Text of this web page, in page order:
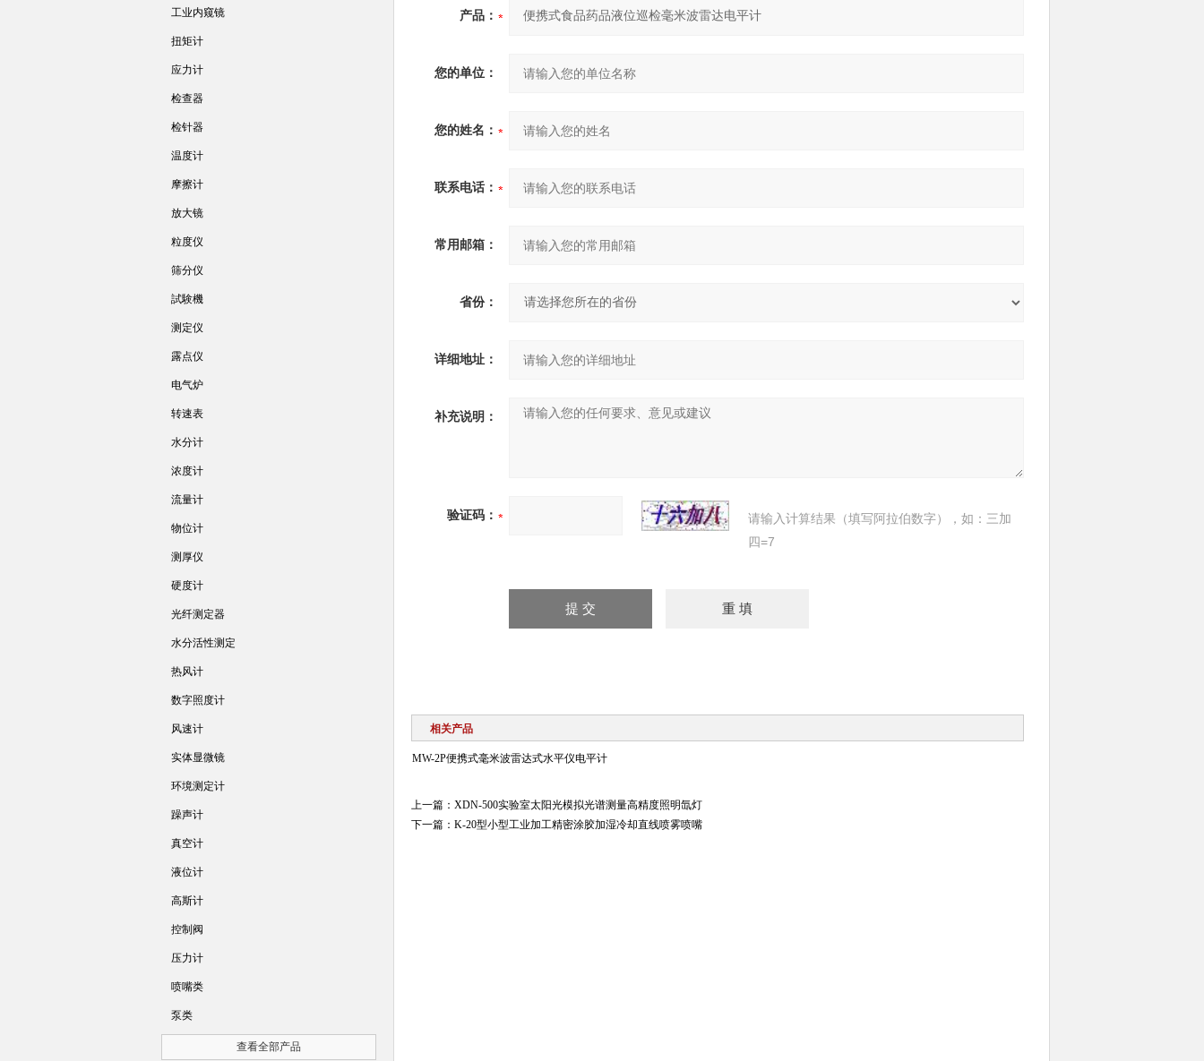
产品：
您的单位：
您的姓名：
联系电话：
常用邮箱：
省份：
详细地址：
补充说明：
验证码：
请输入计算结果（填写阿拉伯数字），如：三加
四=7
相关产品
MW-2P便携式毫米波雷达式水平仪电平计
上一篇： XDN-500实验室太阳光模拟光谱测量高精度照明氙灯
下一篇： K-20型小型工业加工精密涂胶加湿冷却直线喷雾喷嘴
工业内窥镜
扭矩计
应力计
检查器
检针器
温度计
摩擦计
放大镜
粒度仪
筛分仪
試験機
测定仪
露点仪
电气炉
转速表
水分计
浓度计
流量计
物位计
测厚仪
硬度计
光纤测定器
水分活性测定
热风计
数字照度计
风速计
实体显微镜
环境测定计
躁声计
真空计
液位计
高斯计
控制阀
压力计
喷嘴类
泵类
查看全部产品